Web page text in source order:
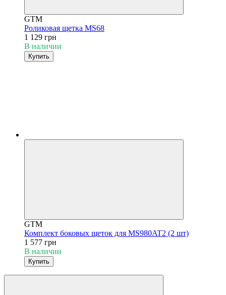
GTM
Роликовая щетка MS68
1 129 грн
В наличии
Купить
GTM
Комплект боковых щеток для MS980AT2 (2 шт)
1 577 грн
В наличии
Купить